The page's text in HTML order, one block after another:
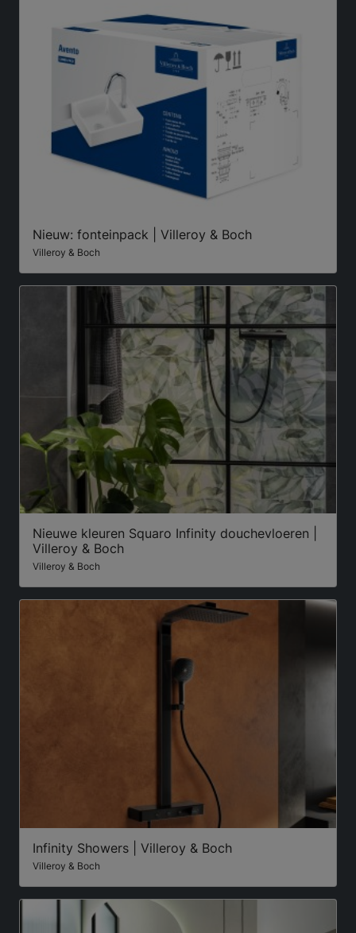
Nieuw: fonteinpack | Villeroy & Boch
Villeroy & Boch
Nieuwe kleuren Squaro Infinity douchevloeren |
Villeroy & Boch
Villeroy & Boch
Infinity Showers | Villeroy & Boch
Villeroy & Boch